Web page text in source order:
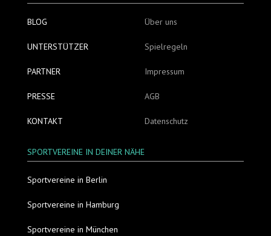
BLOG
UNTERSTÜTZER
PARTNER
PRESSE
KONTAKT
Über uns
Spielregeln
Impressum
AGB
Datenschutz
SPORTVEREINE IN DEINER NÄHE
Sportvereine in Berlin
Sportvereine in Hamburg
Sportvereine in München